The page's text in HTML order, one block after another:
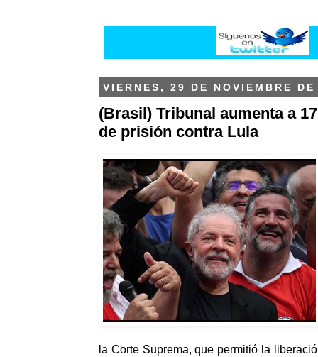
VIERNES, 29 DE NOVIEMBRE
(Brasil) Tribunal aumenta a
de prisión contra Lula
la Corte Suprema, que permitió la